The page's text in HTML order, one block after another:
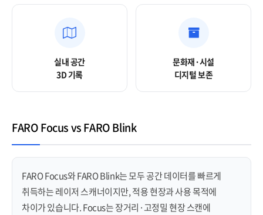
실내 공간
3D 기록
문화재·시설
디지털 보존
FARO Focus vs FARO Blink
FARO Focus와 FARO Blink는 모두 공간 데이터를 빠르게
취득하는 레이저 스캐너이지만, 적용 현장과 사용 목적에
차이가 있습니다. Focus는 장거리·고정밀 현장 스캔에